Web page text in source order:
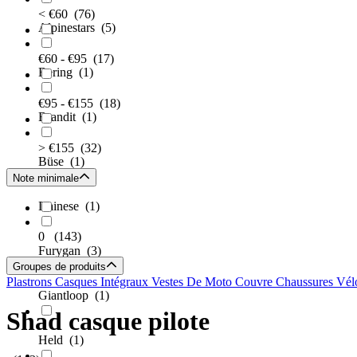
Alpinestars (5)
Bering (1)
Brandit (1)
Büse (1)
Dainese (1)
Furygan (3)
Giantloop (1)
Held (1)
< €60 (76)
€60 - €95 (17)
€95 - €155 (18)
> €155 (32)
Note minimale
0 (143)
Groupes de produits
Plastrons Casques Intégraux Vestes De Moto Couvre Chaussures
Shad casque pilote